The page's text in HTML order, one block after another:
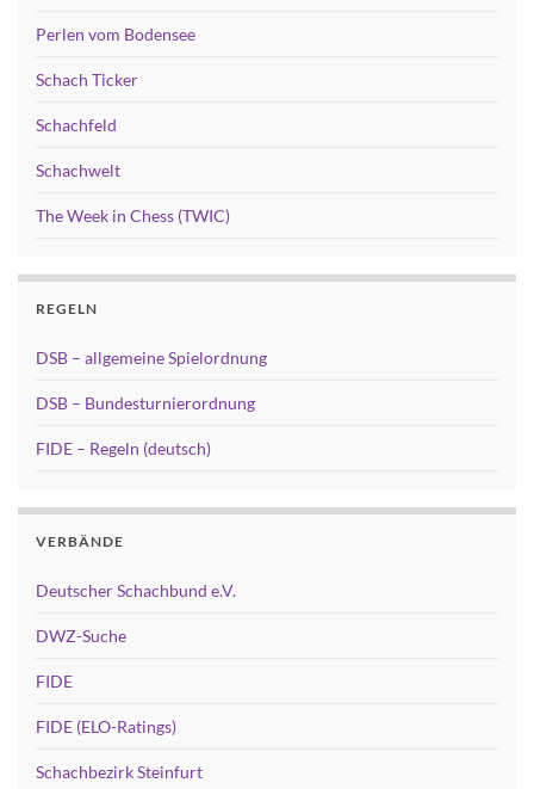
Perlen vom Bodensee
Schach Ticker
Schachfeld
Schachwelt
The Week in Chess (TWIC)
REGELN
DSB – allgemeine Spielordnung
DSB – Bundesturnierordnung
FIDE – Regeln (deutsch)
VERBÄNDE
Deutscher Schachbund e.V.
DWZ-Suche
FIDE
FIDE (ELO-Ratings)
Schachbezirk Steinfurt